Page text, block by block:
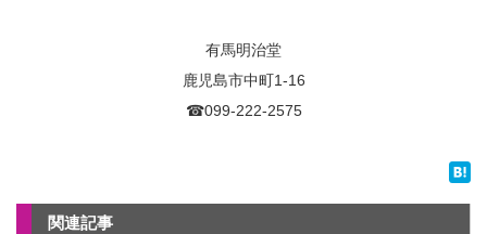
有馬明治堂
鹿児島市中町1-16
☎099-222-2575
関連記事